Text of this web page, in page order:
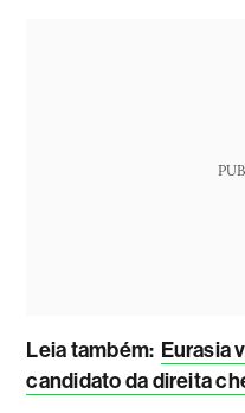
Leia também: Eurasia
candidato da direita